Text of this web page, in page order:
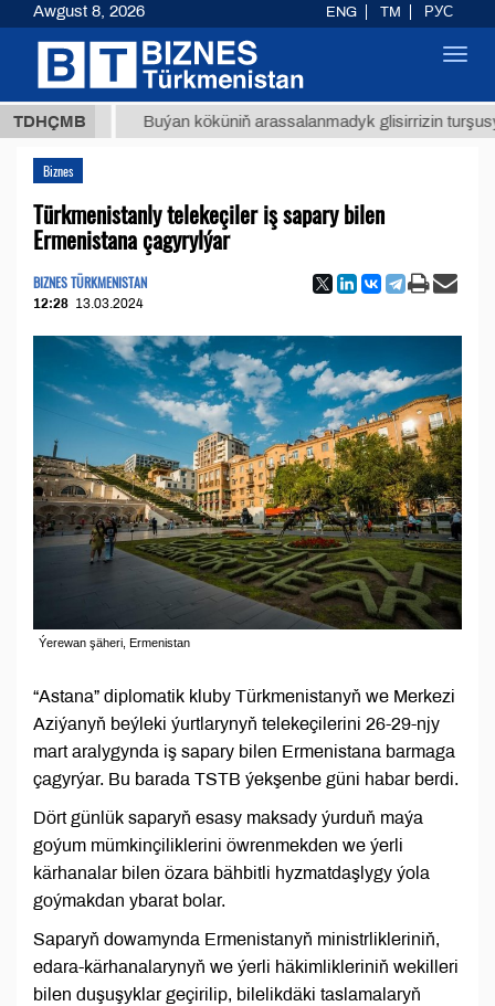
TDHÇMB Buýan köküniň arassalanmadyk glisirrizin turşusy (t.)
Biznes
Türkmenistanly telekeçiler iş sapary bilen
Ermenistana çagyrylýar
BIZNES TÜRKMENISTAN
12:28 13.03.2024
Ýerewan şäheri, Ermenistan
“Astana” diplomatik kluby Türkmenistanyň we Merkezi
Aziýanyň beýleki ýurtlarynyň telekeçilerini 26-29-njy
mart aralygynda iş sapary bilen Ermenistana barmaga
çagyrýar. Bu barada TSTB ýekşenbe güni habar berdi.
Dört günlük saparyň esasy maksady ýurduň maýa
goýum mümkinçiliklerini öwrenmekden we ýerli
kärhanalar bilen özara bähbitli hyzmatdaşlygy ýola
goýmakdan ybarat bolar.
Saparyň dowamynda Ermenistanyň ministrlikleriniň,
edara-kärhanalarynyň we ýerli häkimlikleriniň wekilleri
bilen duşuşyklar geçirilip, bilelikdäki taslamalaryň
Awgust 8, 2026 ENG TM РУС